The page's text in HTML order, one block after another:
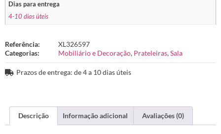
Dias para entrega
4-10 dias úteis
Referência:
XL326597
Categorias:
Mobiliário e Decoração, Prateleiras,Sala
Prazos de entrega: de 4 a 10 dias úteis
Descrição Informação adicional Avaliações (0)